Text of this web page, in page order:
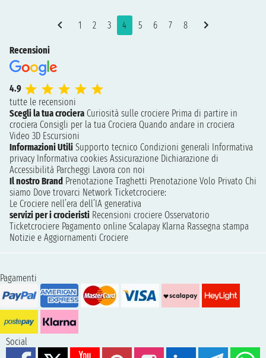
1 2 3 4 5 6 7 8
Recensioni
4.9
tutte le recensioni
Scegli la tua crociera Curiosità sulle crociere Prima di partire in
crociera Consigli per la tua Crociera Quando andare in crociera
Video 3D Escursioni
Informazioni Utili Supporto tecnico Condizioni generali Informativa
privacy Informativa cookies Assicurazione Dichiarazione di
Accessibilità Parcheggi Lavora con noi
Il nostro Brand Prenotazione Traghetti Prenotazione Volo Privato Chi
siamo Dove trovarci Network Ticketcrociere:
Le Crociere nell’era dell’IA generativa
servizi per i crocieristi Recensioni crociere Osservatorio
Ticketcrociere Pagamento online Scalapay Klarna Rassegna stampa
Notizie e Aggiornamenti Crociere
Pagamenti
Social